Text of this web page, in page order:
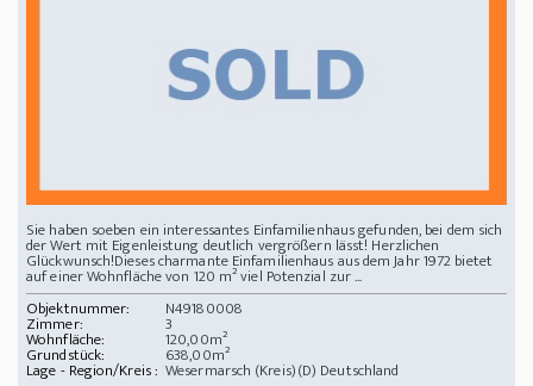
Sie haben soeben ein interessantes Einfamilienhaus gefunden, bei dem sich
der Wert mit Eigenleistung deutlich vergrößern lässt! Herzlichen
Glückwunsch!Dieses charmante Einfamilienhaus aus dem Jahr 1972 bietet
auf einer Wohnfläche von 120 m² viel Potenzial zur ...
Objektnummer:
N49180008
Zimmer: 3
Wohnfläche: 120,00m²
Grundstück: 638,00m²
Lage - Region/Kreis : Wesermarsch (Kreis)(D) Deutschland